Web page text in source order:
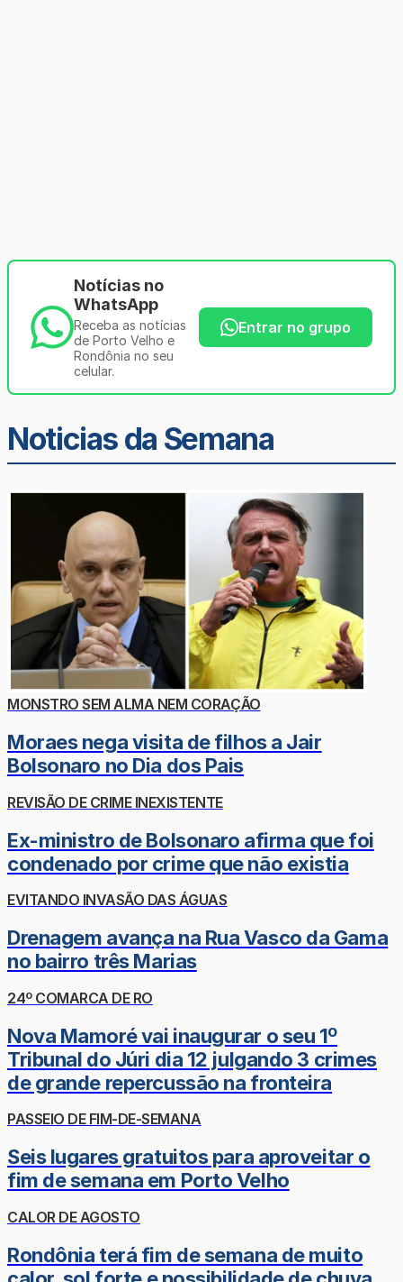
Notícias no
WhatsApp
Receba as notícias
de Porto Velho e
Rondônia no seu
celular.
Entrar no grupo
Noticias da Semana
MONSTRO SEM ALMA NEM CORAÇÃO
Moraes nega visita de filhos a Jair
Bolsonaro no Dia dos Pais
REVISÃO DE CRIME INEXISTENTE
Ex-ministro de Bolsonaro afirma que foi
condenado por crime que não existia
EVITANDO INVASÃO DAS ÁGUAS
Drenagem avança na Rua Vasco da Gama
no bairro três Marias
24º COMARCA DE RO
Nova Mamoré vai inaugurar o seu 1º
Tribunal do Júri dia 12 julgando 3 crimes
de grande repercussão na fronteira
PASSEIO DE FIM-DE-SEMANA
Seis lugares gratuitos para aproveitar o
fim de semana em Porto Velho
CALOR DE AGOSTO
Rondônia terá fim de semana de muito